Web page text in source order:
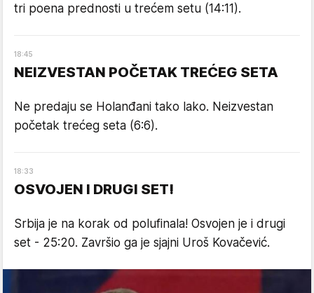
tri poena prednosti u trećem setu (14:11).
18:45
NEIZVESTAN POČETAK TREĆEG SETA
Ne predaju se Holanđani tako lako. Neizvestan
početak trećeg seta (6:6).
18:33
OSVOJEN I DRUGI SET!
Srbija je na korak od polufinala! Osvojen je i drugi
set - 25:20. Završio ga je sjajni Uroš Kovačević.